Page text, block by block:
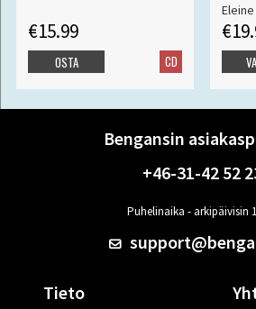
€15.99
CD
OSTA
Eleine
Bengansin
+46-31-42 52
Puhelinaika - arkipäivisin
Tieto